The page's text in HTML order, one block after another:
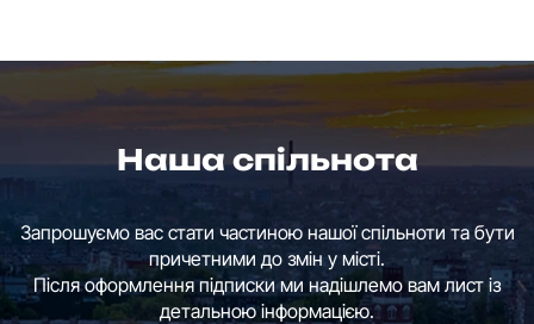
Наша спільнота
Запрошуємо вас стати частиною нашої спільноти та бути
причетними до змін у місті.
Після оформлення підписки ми надішлемо вам лист із
детальною інформацією.